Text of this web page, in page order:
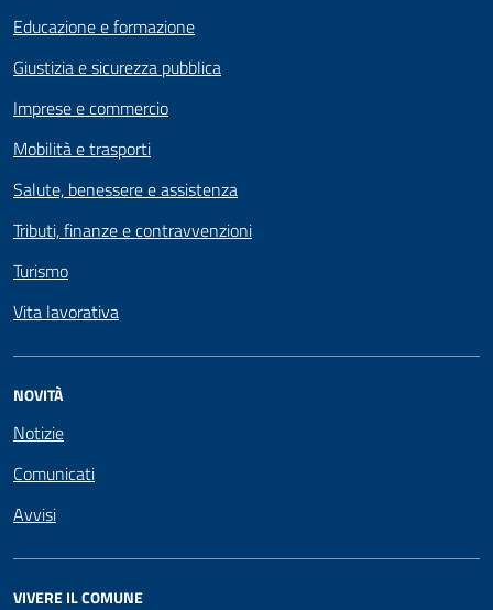
Educazione e formazione
Giustizia e sicurezza pubblica
Imprese e commercio
Mobilità e trasporti
Salute, benessere e assistenza
Tributi, finanze e contravvenzioni
Turismo
Vita lavorativa
NOVITÀ
Notizie
Comunicati
Avvisi
VIVERE IL COMUNE